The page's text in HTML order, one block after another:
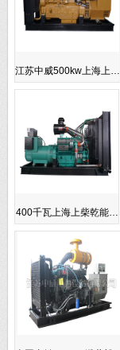
江苏中威500kw上海上…
400千瓦上海上柴乾能…